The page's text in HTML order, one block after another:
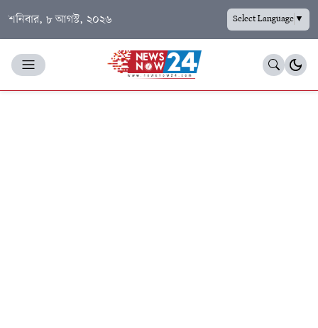
শনিবার, ৮ আগস্ট, ২০২৬ Select Language▼